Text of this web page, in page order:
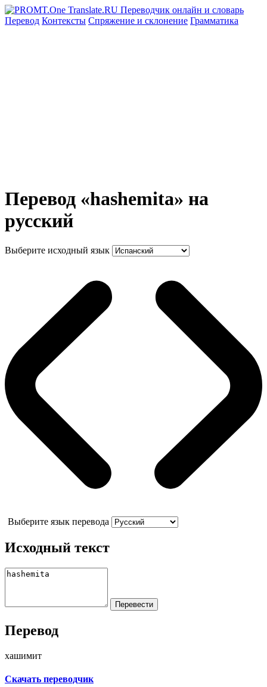
Перевод Контексты Спряжение и склонение Грамматика
Перевод «hashemita» на
русский
Выберите исходный язык
Выберите язык перевода
Исходный текст
Перевод
хашимит
Скачать переводчик